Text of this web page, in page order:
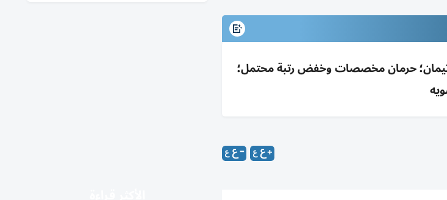
حرمان مخصصات وخفض رتبة محتمل؛